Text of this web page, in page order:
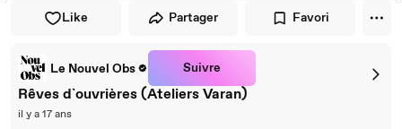
Like Partager Favori
Le Nouvel Obs Suivre
Rêves d`ouvrières (Ateliers Varan)
il y a 17 ans